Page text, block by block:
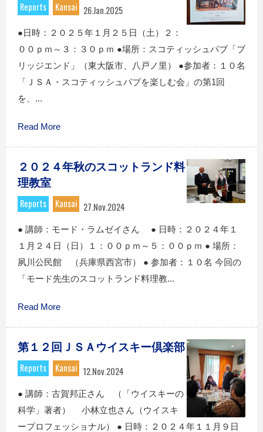
Reports
Kansai 26.Jan.2025
●日時：２０２５年１月２５日（土）２：
００ｐｍ～３：３０ｐｍ ●場所：スコティッシュパブ「ブ
リッジエンド」（東大阪市、八戸ノ里） ●参加者：１０名
「ＪＳＡ・スコティッシュパブを楽しむ会」の第1回
を、...
Read More
２０２４年秋のスコットランド料
理教室
Reports
Kansai 27.Nov.2024
● 講師：モード・ラムゼイさん ● 日時：２０２４年１
１月２４日（日）１：００ｐｍ～５：００ｐｍ ● 場所：
夙川公民館 （兵庫県西宮市） ● 参加者：１０名 今回の
「モード先生のスコットランド料理教...
Read More
第１２回ＪＳＡウイスキー倶楽部
Reports
Kansai 12.Nov.2024
● 講師：古賀邦正さん （「ウイスキーの
科学」著者） 小林立也さん（ウイスキ
ープロフェッショナル） ● 日時：２０２４年１１月９日